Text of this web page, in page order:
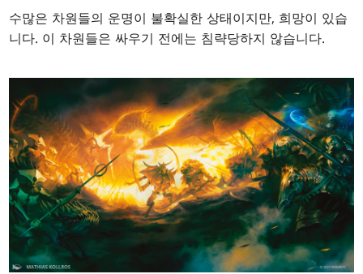
수많은 차원들의 운명이 불확실한 상태이지만, 희망이 있습
니다. 이 차원들은 싸우기 전에는 침략당하지 않습니다.